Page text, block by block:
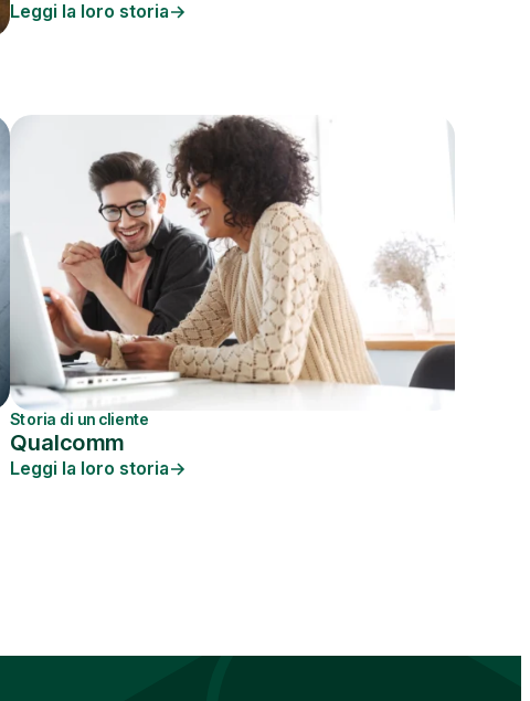
Leggi la loro storia
Storia di un cliente
Qualcomm
Leggi la loro storia